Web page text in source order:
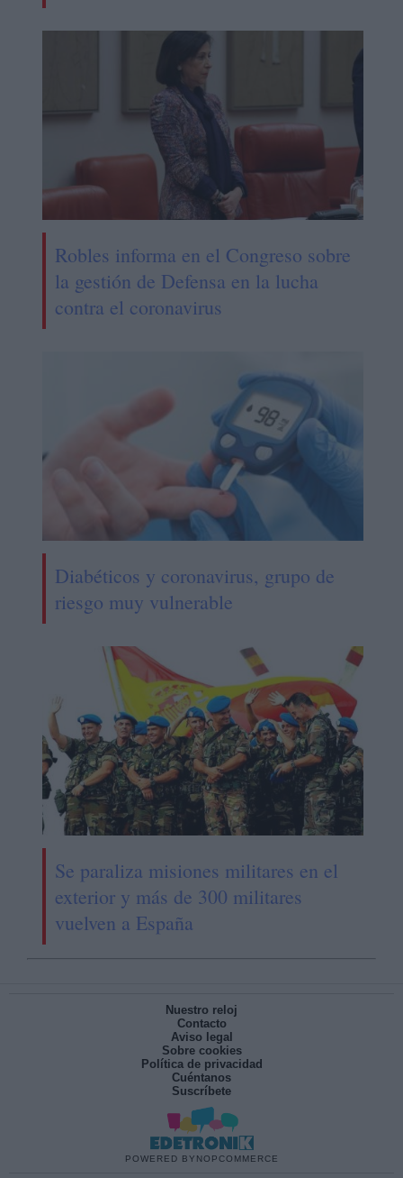
Robles informa en el Congreso sobre
la gestión de Defensa en la lucha
contra el coronavirus
Diabéticos y coronavirus, grupo de
riesgo muy vulnerable
Se paraliza misiones militares en el
exterior y más de 300 militares
vuelven a España
Nuestro reloj
Contacto
Aviso legal
Sobre cookies
Política de privacidad
Cuéntanos
Suscríbete
POWERED BY NOPCOMMERCE